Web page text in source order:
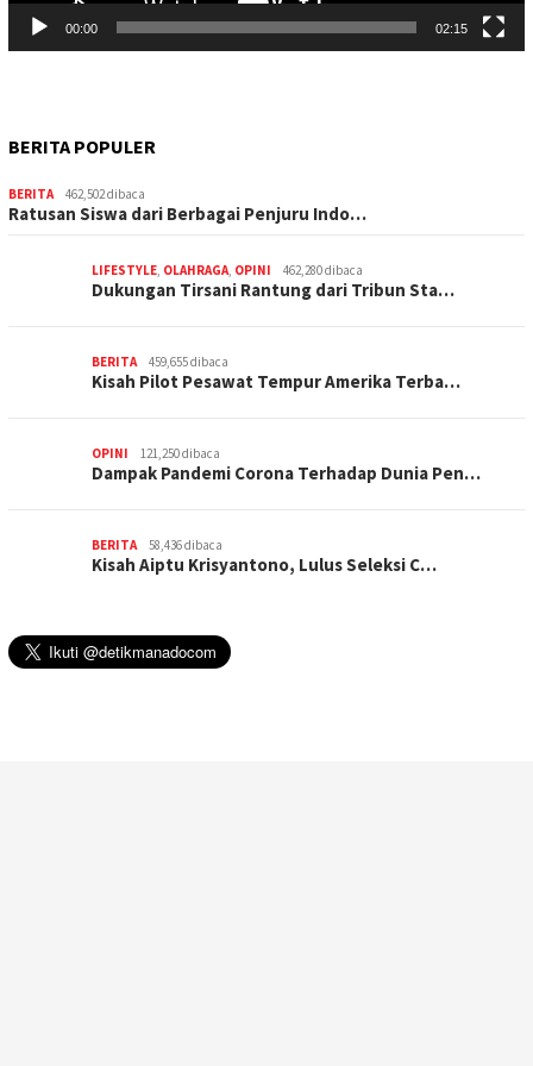
00:00 02:15
BERITA POPULER
BERITA 462,502 dibaca
Ratusan Siswa dari Berbagai Penjuru Indo…
LIFESTYLE, OLAHRAGA, OPINI 462,280 dibaca
Dukungan Tirsani Rantung dari Tribun Sta…
BERITA 459,655 dibaca
Kisah Pilot Pesawat Tempur Amerika Terba…
OPINI 121,250 dibaca
Dampak Pandemi Corona Terhadap Dunia Pen…
BERITA 58,436 dibaca
Kisah Aiptu Krisyantono, Lulus Seleksi C…